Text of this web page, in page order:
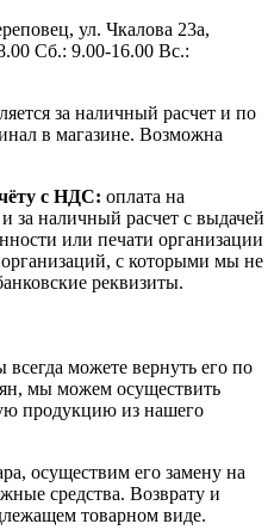
ул. Чкалова 23а,
Сб.: 9.00-16.00 Вс.:
за наличный расчет и по
в магазине. Возможна
с НДС: оплата на
за наличный расчет с выдачей
или печати организации
организаций, с которыми мы не
реквизиты.
можете вернуть его по
мы можем осуществить
продукцию из нашего
осуществим его замену на
средства. Возврату и
товарном виде.